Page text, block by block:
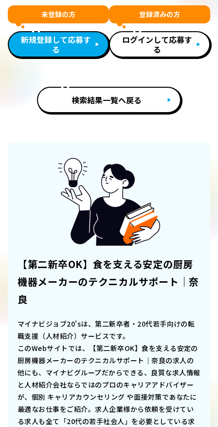
未登録の方
新規登録して応募す
る
登録済みの方
ログインして応募す
る
検索結果一覧へ戻る
【第二新卒OK】食を支える安定の厨房
機器メーカーのテクニカルサポート｜奈
良
マイナビジョブ20'sは、第二新卒者・20代若手向けの転
職支援（人材紹介）サービスです。
このWebサイトでは、
【第二新卒OK】食を支える安定の
厨房機器メーカーのテクニカルサポート｜奈良の求人の
他にも、マイナビグループだからできる、良質な求人情報
と人材紹介会社ならではのプロのキャリアアドバイザー
が、個別 キャリアカウンセリング や面接対策であなたに
最適なお仕事をご紹介。求人企業様から依頼を受けてい
る求人も全て「20代の若手社会人」を必要としている求